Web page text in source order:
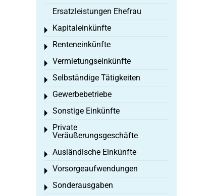
Ersatzleistungen Ehefrau
Kapitaleinkünfte
Toggle menu
Renteneinkünfte
Toggle menu
Vermietungseinkünfte
Toggle menu
Selbständige Tätigkeiten
Toggle menu
Gewerbebetriebe
Toggle menu
Sonstige Einkünfte
Toggle menu
Private
Veräußerungsgeschäfte
Toggle menu
Ausländische Einkünfte
Toggle menu
Vorsorgeaufwendungen
Toggle menu
Sonderausgaben
Toggle menu